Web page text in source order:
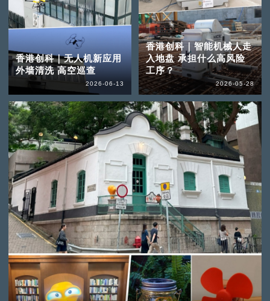
香港创科｜无人机新应用
外墙清洗 高空巡查
2026-06-13
香港创科｜智能机械人走
入地盘 承担什么高风险
工序？
2026-05-28